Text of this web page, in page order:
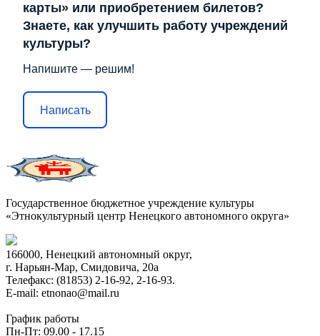
карты» или приобретением билетов?
Знаете, как улучшить работу учреждений
культуры?
Напишите — решим!
Написать
Государственное бюджетное учреждение культуры
«Этнокультурный центр Ненецкого автономного округа»
166000, Ненецкий автономный округ,
г. Нарьян-Мар, Смидовича, 20а
Телефакс: (81853) 2-16-92, 2-16-93.
E-mail: etnonao@mail.ru
График работы
Пн-Пт: 09.00 - 17.15